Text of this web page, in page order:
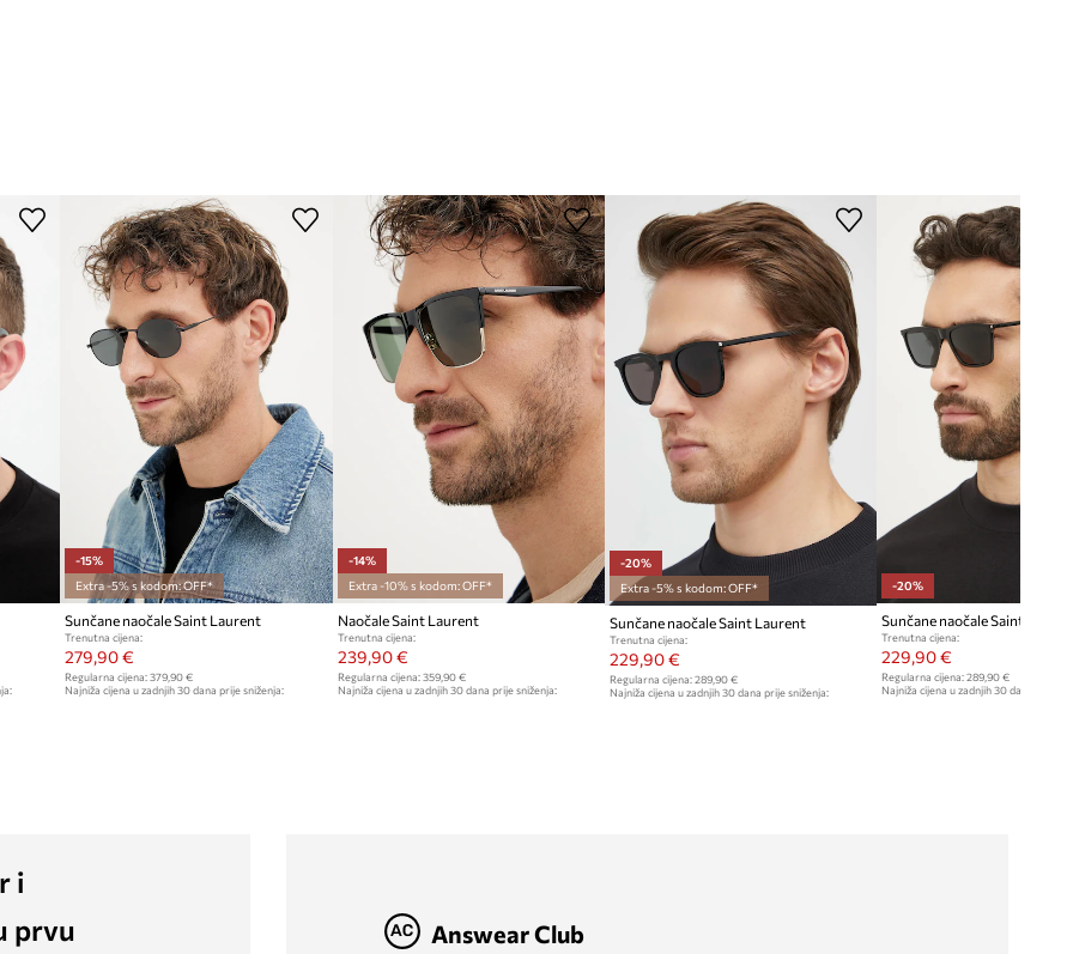
-15%
Extra -5% s kodom: OFF*
Sunčane naočale Saint Laurent
Trenutna cijena:
279,90 €
Regularna cijena: 379,90 €
Najniža cijena u zadnjih 30 dana prije sniženja:
-14%
Extra -10% s kodom: OFF*
Naočale Saint Laurent
Trenutna cijena:
239,90 €
Regularna cijena: 359,90 €
Najniža cijena u zadnjih 30 dana prije sniženja:
-20%
Extra -5% s kodom: OFF*
Sunčane naočale Saint Laurent
Trenutna cijena:
229,90 €
Regularna cijena:289,90 €
Najniža cijena u zadnjih 30 dana prije sniženja:
-20%
Sunčane naočale Saint
Trenutna cijena:
229,90 €
Regularna cijena: 289,90 €
Najniža cijena u zadnjih 30 dana prije
i
prvu
Answear Club